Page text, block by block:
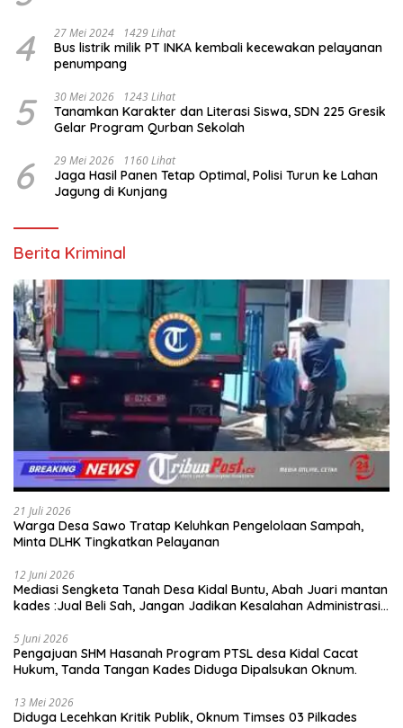
4 27 Mei 2024 1429 Lihat
Bus listrik milik PT INKA kembali kecewakan pelayanan
penumpang
5 30 Mei 2026 1243 Lihat
Tanamkan Karakter dan Literasi Siswa, SDN 225 Gresik
Gelar Program Qurban Sekolah
6 29 Mei 2026 1160 Lihat
Jaga Hasil Panen Tetap Optimal, Polisi Turun ke Lahan
Jagung di Kunjang
Berita Kriminal
21 Juli 2026
Warga Desa Sawo Tratap Keluhkan Pengelolaan Sampah,
Minta DLHK Tingkatkan Pelayanan
12 Juni 2026
Mediasi Sengketa Tanah Desa Kidal Buntu, Abah Juari mantan
kades :Jual Beli Sah, Jangan Jadikan Kesalahan Administrasi
5 Juni 2026
Pengajuan SHM Hasanah Program PTSL desa Kidal Cacat
Hukum, Tanda Tangan Kades Diduga Dipalsukan Oknum.
13 Mei 2026
Diduga Lecehkan Kritik Publik, Oknum Timses 03 Pilkades